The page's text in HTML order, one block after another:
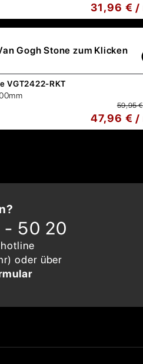
31,96 € /
Gogh Stone zum Klicken
VGT2422-RKT
59,95 €
47,96 € /
- 50 20
oder über